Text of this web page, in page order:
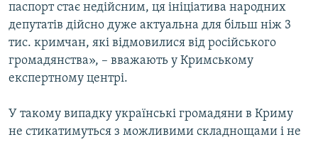
паспорт стає недійсним, ця ініціатива народних
депутатів дійсно дуже актуальна для більш ніж 3
тис. кримчан, які відмовилися від російського
громадянства», – вважають у Кримському
експертному центрі.
У такому випадку українські громадяни в Криму
не стикатимуться з можливими складнощами і не